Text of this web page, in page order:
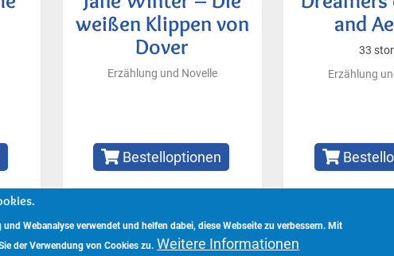
weißen Klippen von
Dover
Erzählung und Novelle
Bestelloptionen
and
33
Erzählung
– Alle Rechte vorbehalten.
Webanalyse verwendet und helfen dabei, diese Webseite zu verbessern. Mit
der Verwendung von Cookies zu. Weitere Informationen